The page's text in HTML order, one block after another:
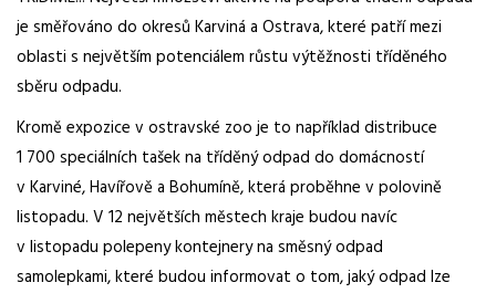
je směřováno do okresů Karviná a Ostrava, které patří mezi
oblasti s největším potenciálem růstu výtěžnosti tříděného
sběru odpadu.
Kromě expozice v ostravské zoo je to například distribuce
1 700 speciálních tašek na tříděný odpad do domácností
v Karviné, Havířově a Bohumíně, která proběhne v polovině
listopadu. V 12 největších městech kraje budou navíc
v listopadu polepeny kontejnery na směsný odpad
samolepkami, které budou informovat o tom, jaký odpad lze